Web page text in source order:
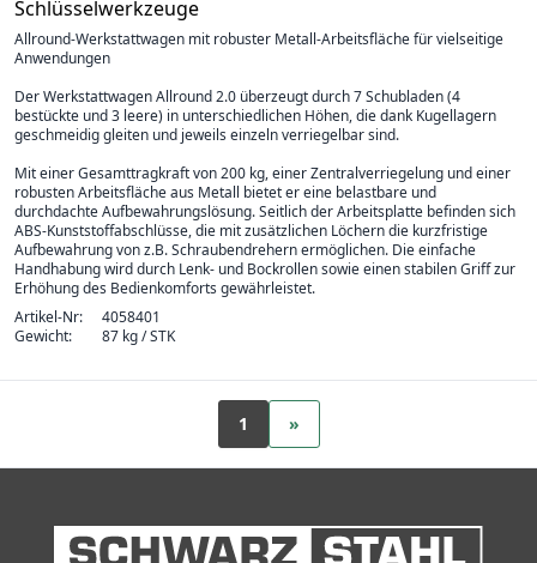
Schlüsselwerkzeuge
Allround-Werkstattwagen mit robuster Metall-Arbeitsfläche für vielseitige
Anwendungen
Der Werkstattwagen Allround 2.0 überzeugt durch 7 Schubladen (4
bestückte und 3 leere) in unterschiedlichen Höhen, die dank Kugellagern
geschmeidig gleiten und jeweils einzeln verriegelbar sind.
Mit einer Gesamttragkraft von 200 kg, einer Zentralverriegelung und einer
robusten Arbeitsfläche aus Metall bietet er eine belastbare und
durchdachte Aufbewahrungslösung. Seitlich der Arbeitsplatte befinden sich
ABS-Kunststoffabschlüsse, die mit zusätzlichen Löchern die kurzfristige
Aufbewahrung von z.B. Schraubendrehern ermöglichen. Die einfache
Handhabung wird durch Lenk- und Bockrollen sowie einen stabilen Griff zur
Erhöhung des Bedienkomforts gewährleistet.
Artikel-Nr:
4058401
Gewicht:
87 kg / STK
1 »